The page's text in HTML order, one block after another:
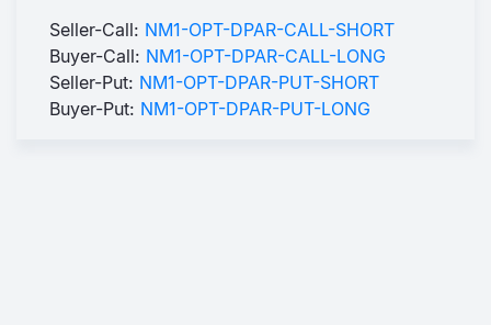
Seller-Call: NM1-OPT-DPAR-CALL-SHORT
Buyer-Call: NM1-OPT-DPAR-CALL-LONG
Seller-Put: NM1-OPT-DPAR-PUT-SHORT
Buyer-Put: NM1-OPT-DPAR-PUT-LONG